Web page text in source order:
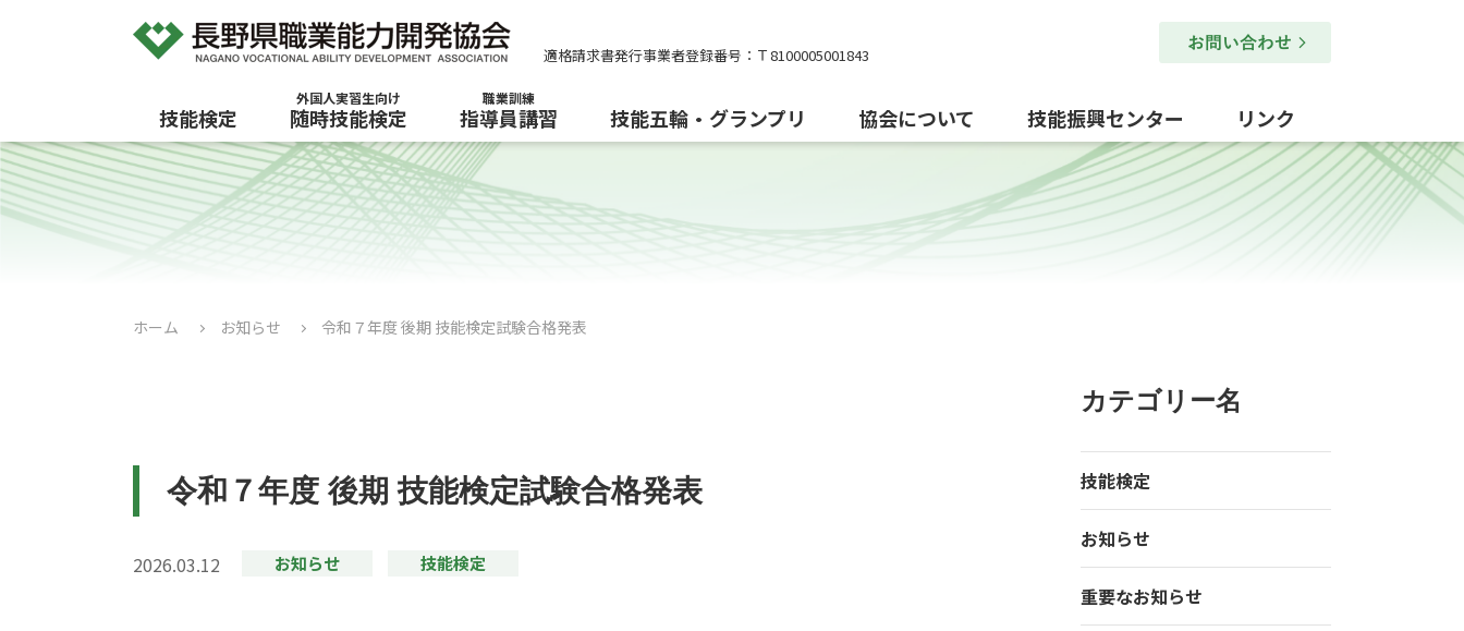
適格請求書発行事業者登録番号：Ｔ8100005001843
技能検定
外国人実習生向け
随時技能検定
職業訓練
指導員講習 技能五輪・グランプリ 協会について 技能振興センター リンク
ホーム お知らせ 令和７年度 後期 技能検定試験合格発表
令和７年度 後期 技能検定試験合格発表
2026.03.12 お知らせ 技能検定
カテゴリー名
技能検定
お知らせ
重要なお知らせ